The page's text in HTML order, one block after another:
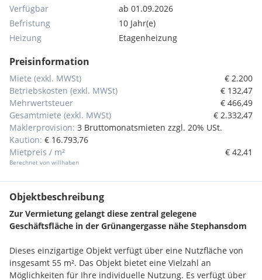
Verfügbar
ab 01.09.2026
Befristung
10 Jahr(e)
Heizung
Etagenheizung
Preisinformation
Miete (exkl. MWSt)
€ 2.200
Betriebskosten (exkl. MWSt)
€ 132,47
Mehrwertsteuer
€ 466,49
Gesamtmiete (exkl. MWSt)
€ 2.332,47
Maklerprovision: 3 Bruttomonatsmieten zzgl. 20% USt.
Kaution: € 16.793,76
Mietpreis / m²
Berechnet von willhaben
€ 42,41
Objektbeschreibung
Zur Vermietung gelangt diese zentral gelegene
Geschäftsfläche in der Grünangergasse nähe Stephansdom
Dieses einzigartige Objekt verfügt über eine Nutzfläche von
insgesamt 55 m². Das Objekt bietet eine Vielzahl an
Möglichkeiten für Ihre individuelle Nutzung. Es verfügt über